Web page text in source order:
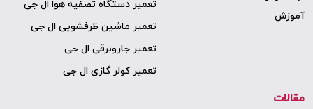
آموزش
تعمیر دستگاه تصفیه هوا ال جی
تعمیر ماشین ظرفشویی ال جی
تعمیر جاروبرقی ال جی
تعمیر کولر گازی ال جی
مقالات